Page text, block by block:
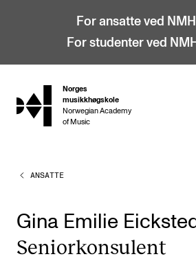
For ansatte ved
For studenter ved
hjem
Norges
musikkhøgskole
Norwegian Academy
of Music
STUDIER
Bachelor
Master
ANSATTE
Gina Emilie
Senior­kon­su­lent